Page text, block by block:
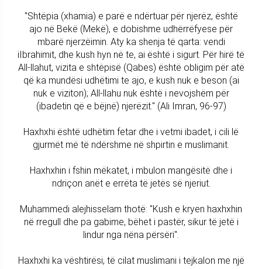
"Shtëpia (xhamia) e parë e ndërtuar për njerëz, është
ajo në Bekë (Mekë), e dobishme udhërrëfyese për
mbarë njerzëimin. Aty ka shenja të qarta: vendi
iIbrahimit, dhe kush hyn në te, ai është i sigurt. Për hirë të
All-llahut, vizita e shtëpisë (Qabes) është obligim për atë
që ka mundësi udhëtimi te ajo, e kush nuk e beson (ai
nuk e viziton); All-llahu nuk është i nevojshëm për
(ibadetin që e bëjnë) njerëzit." (Ali Imran, 96-97)
Haxhxhi është udhëtim fetar dhe i vetmi ibadet, i cili lë
gjurmët më të ndërshme në shpirtin e muslimanit.
Haxhxhin i fshin mëkatet, i mbulon mangësitë dhe i
ndriçon anët e errëta të jetës së njeriut.
Muhammedi alejhisselam thotë: "Kush e kryen haxhxhin
në rregull dhe pa gabime, bëhet i pastër, sikur të jetë i
lindur nga nëna përsëri".
Haxhxhi ka vështirësi, të cilat muslimani i tejkalon me një